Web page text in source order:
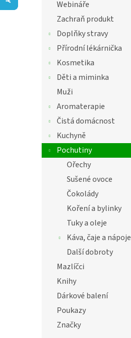
Webináře
Zachraň produkt
Doplňky stravy
Přírodní lékárnička
Kosmetika
Děti a miminka
Muži
Aromaterapie
Čistá domácnost
Kuchyně
Pochutiny
Ořechy
Sušené ovoce
Čokolády
Koření a bylinky
Tuky a oleje
Káva, čaje a nápoje
Další dobroty
Mazlíčci
Knihy
Dárkové balení
Poukazy
Značky